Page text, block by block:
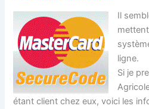
Il
ligne.
Si je
étant client chez eux, voici les